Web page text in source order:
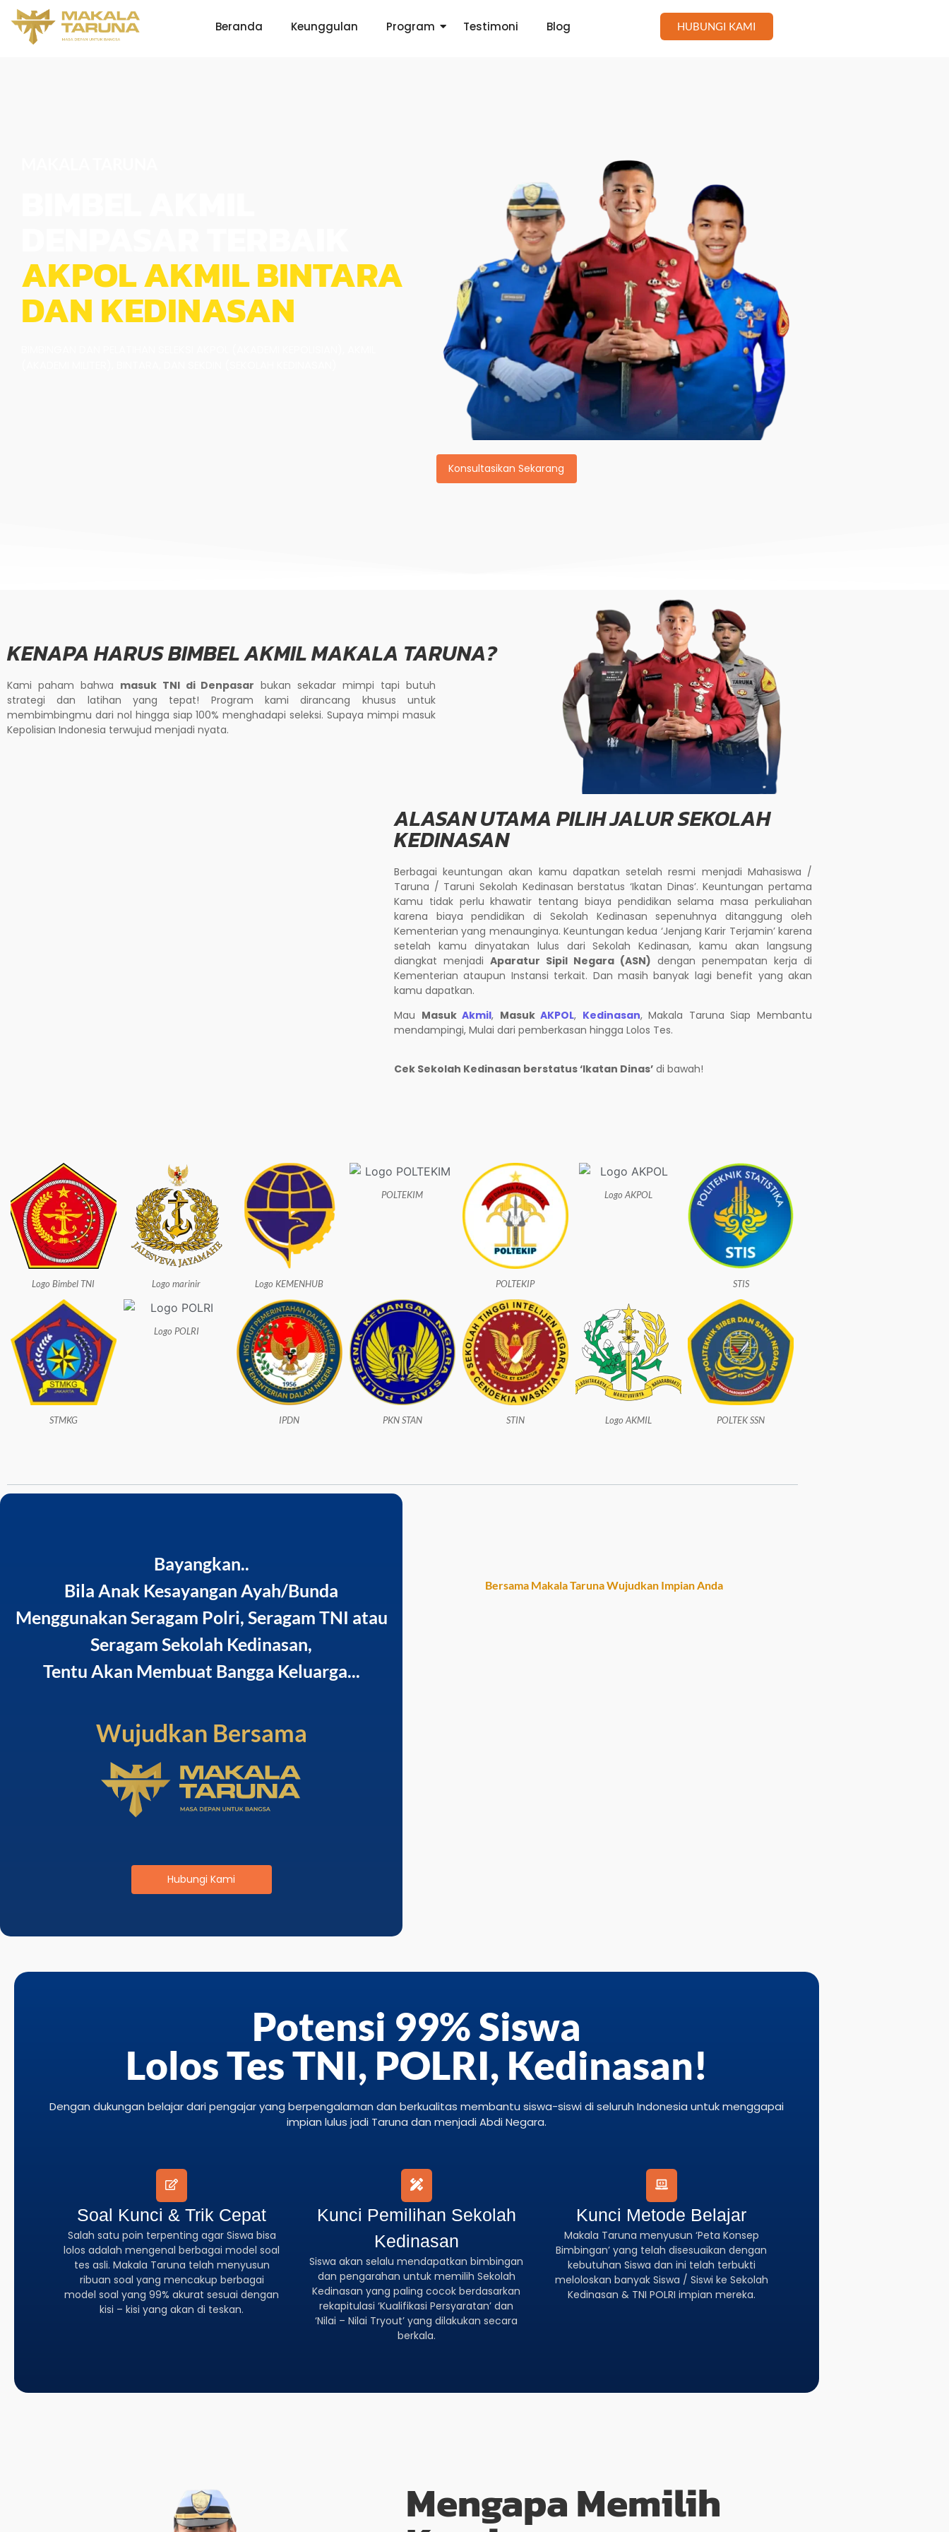
Beranda Keunggulan Program Testimoni Blog HUBUNGI KAMI
AKPOL AKMIL BINTARA
DAN KEDINASAN
Konsultasikan Sekarang
KENAPA HARUS BIMBEL AKMIL MAKALA TARUNA?
Kami paham bahwa masuk TNI di Denpasar bukan sekadar mimpi tapi butuh
strategi dan latihan yang tepat! Program kami dirancang khusus untuk
membimbingmu dari nol hingga siap 100% menghadapi seleksi. Supaya mimpi masuk
Kepolisian Indonesia terwujud menjadi nyata.
ALASAN UTAMA PILIH JALUR SEKOLAH
KEDINASAN
Berbagai keuntungan akan kamu dapatkan setelah resmi menjadi Mahasiswa /
Taruna / Taruni Sekolah Kedinasan berstatus ‘Ikatan Dinas’. Keuntungan pertama
Kamu tidak perlu khawatir tentang biaya pendidikan selama masa perkuliahan
karena biaya pendidikan di Sekolah Kedinasan sepenuhnya ditanggung oleh
Kementerian yang menaunginya. Keuntungan kedua ‘Jenjang Karir Terjamin’ karena
setelah kamu dinyatakan lulus dari Sekolah Kedinasan, kamu akan langsung
diangkat menjadi Aparatur Sipil Negara (ASN) dengan penempatan kerja di
Kementerian ataupun Instansi terkait. Dan masih banyak lagi benefit yang akan
kamu dapatkan.
Mau MasukAkmil, MasukAKPOL, Kedinasan, Makala Taruna Siap Membantu
mendampingi, Mulai dari pemberkasan hingga Lolos Tes.
Cek Sekolah Kedinasan berstatus ‘Ikatan Dinas’di bawah!
Logo Bimbel TNI Logo marinir Logo KEMENHUB
POLTEKIM
POLTEKIP
Logo AKPOL
STIS
STMKG
Logo POLRI
IPDN PKN STAN STIN Logo AKMIL POLTEK SSN
Bayangkan..
Bila Anak Kesayangan Ayah/Bunda
Menggunakan Seragam Polri, Seragam TNI atau
Seragam Sekolah Kedinasan,
Tentu Akan Membuat Bangga Keluarga...
Wujudkan Bersama
Hubungi Kami
Bersama Makala Taruna Wujudkan Impian Anda
Potensi 99% Siswa
Lolos Tes TNI, POLRI, Kedinasan!
Dengan dukungan belajar dari pengajar yang berpengalaman dan berkualitas membantu siswa-siswi di seluruh Indonesia untuk menggapai
impian lulus jadi Taruna dan menjadi Abdi Negara.
Soal Kunci & Trik Cepat
Salah satu poin terpenting agar Siswa bisa
lolos adalah mengenal berbagai model soal
tes asli. Makala Taruna telah menyusun
ribuan soal yang mencakup berbagai
model soal yang 99% akurat sesuai dengan
kisi – kisi yang akan di teskan.
Kunci Pemilihan Sekolah
Kedinasan
Siswa akan selalu mendapatkan bimbingan
dan pengarahan untuk memilih Sekolah
Kedinasan yang paling cocok berdasarkan
rekapitulasi ‘Kualifikasi Persyaratan’ dan
‘Nilai – Nilai Tryout’ yang dilakukan secara
berkala.
Kunci Metode Belajar
Makala Taruna menyusun ‘Peta Konsep
Bimbingan’ yang telah disesuaikan dengan
kebutuhan Siswa dan ini telah terbukti
meloloskan banyak Siswa / Siswi ke Sekolah
Kedinasan & TNI POLRI impian mereka.
Mengapa Memilih